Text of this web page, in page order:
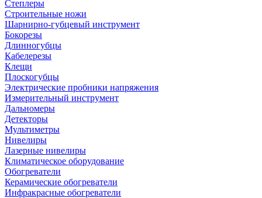
Степлеры
Строительные ножи
Шарнирно-губцевый инструмент
Бокорезы
Длинногубцы
Кабелерезы
Клещи
Плоскогубцы
Электрические пробники напряжения
Измерительный инструмент
Дальномеры
Детекторы
Мультиметры
Нивелиры
Лазерные нивелиры
Климатическое оборудование
Обогреватели
Керамические обогреватели
Инфракрасные обогреватели